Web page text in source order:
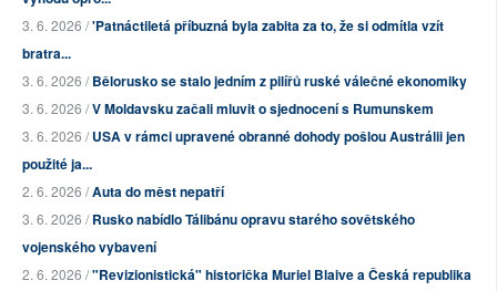
3. 6. 2026 /'Patnáctiletá příbuzná byla zabita za to, že si odmítla vzít
bratra...
3. 6. 2026 /Bělorusko se stalo jedním z pilířů ruské válečné ekonomiky
3. 6. 2026 /V Moldavsku začali mluvit o sjednocení s Rumunskem
3. 6. 2026 /USA v rámci upravené obranné dohody pošlou Austrálii jen
použité ja...
2. 6. 2026 /Auta do měst nepatří
3. 6. 2026 /Rusko nabídlo Tálibánu opravu starého sovětského
vojenského vybavení
2. 6. 2026 /"Revizionistická" historička Muriel Blaive a Česká republika